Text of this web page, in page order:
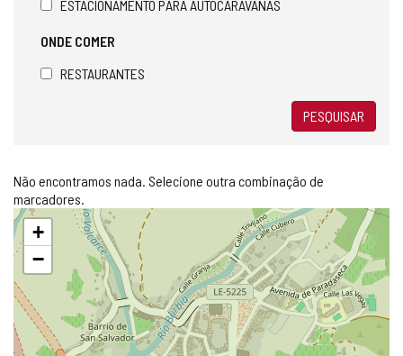
ESTACIONAMENTO PARA AUTOCARAVANAS
ONDE COMER
RESTAURANTES
PESQUISAR
Não encontramos nada. Selecione outra combinação de
marcadores.
Pular
mapa
+
−